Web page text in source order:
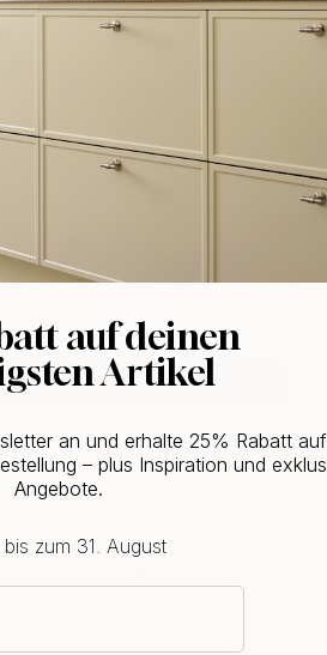
VISIT?
COUNTRY
auf deinen
Artikel
an und erhalte 25% Rabatt
– plus Inspiration und
Angebote.
bis zum 31. August